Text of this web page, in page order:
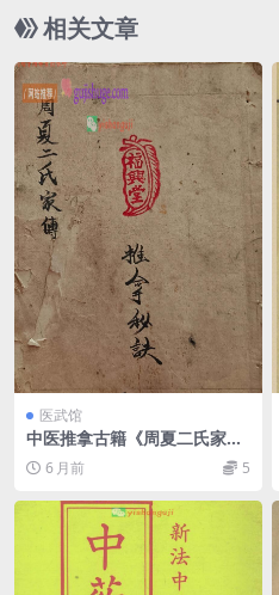
相关文章
医武馆
中医推拿古籍《周夏二氏家传
推拿秘诀》
6 月前 5